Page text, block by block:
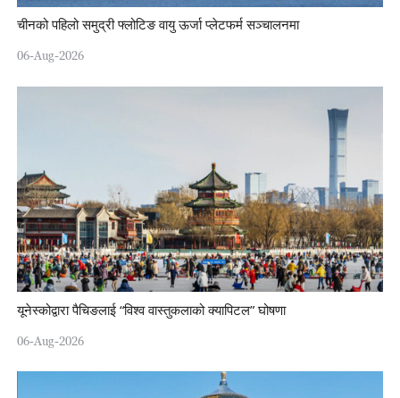
चीनको पहिलो समुद्री फ्लोटिङ वायु ऊर्जा प्लेटफर्म सञ्चालनमा
06-Aug-2026
यूनेस्कोद्वारा पैचिङलाई “विश्व वास्तुकलाको क्यापिटल” घोषणा
06-Aug-2026